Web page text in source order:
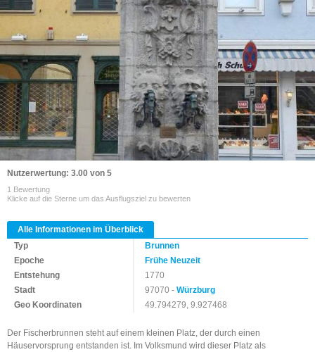
Nutzerwertung: 3.00 von 5
1 Bewertung
Klicke auf die Sterne um das Ausflugsziel zu bewerten
Alle Informationen im Überblick
Typ
Brunnen
Epoche
Frühe Neuzeit
Entstehung
1770
Stadt
97070 -Würzburg
Geo Koordinaten
49.794279, 9.927468
Der Fischerbrunnen steht auf einem kleinen Platz, der durch einen
Häuservorsprung entstanden ist. Im Volksmund wird dieser Platz als